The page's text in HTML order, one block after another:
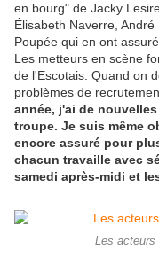
en bourg" de Jacky
Élisabeth Naverre,
Poupée qui en ont
Les metteurs en scène
de l'Escotais. Quand on
problèmes de
année, j'ai de
troupe. Je suis même
encore assuré pour
chacun travaille avec
samedi après-midi et
Les acteurs